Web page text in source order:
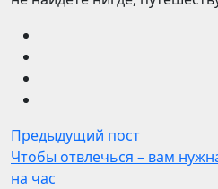
Предыдущий пост
Чтобы отвлечься – вам
на час